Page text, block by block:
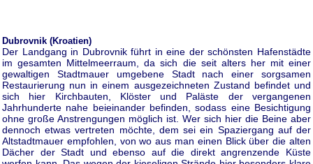
Dubrovnik (Kroatien)
Der Landgang in Dubrovnik führt in eine der schönsten Hafenstädte
im gesamten Mittelmeerraum, da sich die seit alters her mit einer
gewaltigen Stadtmauer umgebene Stadt nach einer sorgsamen
Restaurierung nun in einem ausgezeichneten Zustand befindet und
sich hier Kirchbauten, Klöster und Paläste der vergangenen
Jahrhunderte nahe beieinander befinden, sodass eine Besichtigung
ohne große Anstrengungen möglich ist. Wer sich hier die Beine aber
dennoch etwas vertreten möchte, dem sei ein Spaziergang auf der
Altstadtmauer empfohlen, von wo aus man einen Blick über die alten
Dächer der Stadt und ebenso auf die direkt angrenzende Küste